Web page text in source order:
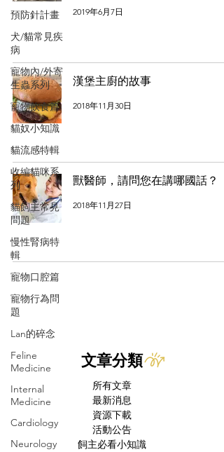
預防針計畫
犬/貓常見疾
病
寵物內/外寄
生蟲系列
寵物飲食篇
貓奴小知識
貓流感特輯
收編貓咪系
列
貓飼主常見
問題
慢性腎病特
輯
寵物口腔篇
寵物行為問
題
Lan的碎念
Feline
Medicine
Internal
Medicine
Cardiology
Neurology
2019年6月7日
漢堡主廚的故事
2018年11月30日
獸醫師，請問您在講哪國話？
2018年11月27日
文章分類
所有文章
最新消息
資源下載
活動公告
飼主必看小知識